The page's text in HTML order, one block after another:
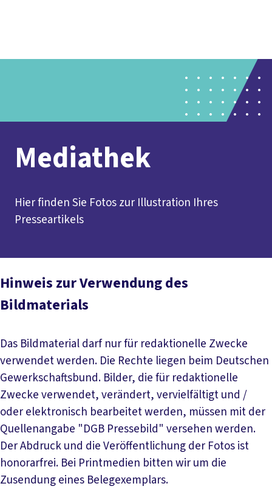
Mitmachen
Mediathek
Hier finden Sie Fotos zur Illustration Ihres
Presseartikels
Hinweis zur Verwendung des
Bildmaterials
Das Bildmaterial darf nur für redaktionelle Zwecke
verwendet werden. Die Rechte liegen beim Deutschen
Gewerkschaftsbund. Bilder, die für redaktionelle
Zwecke verwendet, verändert, vervielfältigt und /
oder elektronisch bearbeitet werden, müssen mit der
Quellenangabe "DGB Pressebild" versehen werden.
Der Abdruck und die Veröffentlichung der Fotos ist
honorarfrei. Bei Printmedien bitten wir um die
Zusendung eines Belegexemplars.